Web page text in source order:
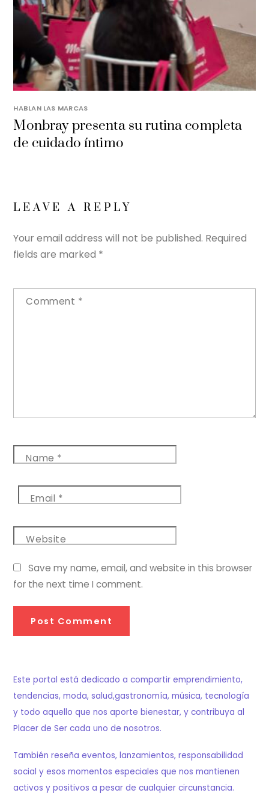
HABLAN LAS MARCAS
Monbray presenta su rutina completa
de cuidado íntimo
LEAVE A REPLY
Your email address will not be published. Required
fields are marked *
Comment *
Name *
Email *
Website
Save my name, email, and website in this browser
for the next time I comment.
Este portal está dedicado a compartir emprendimiento,
tendencias, moda, salud,gastronomía, música, tecnología
y todo aquello que nos aporte bienestar, y contribuya al
Placer de Ser cada uno de nosotros.
También reseña eventos, lanzamientos, responsabilidad
social y esos momentos especiales que nos mantienen
activos y positivos a pesar de cualquier circunstancia.